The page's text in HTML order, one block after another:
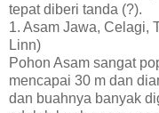
tepat diberi tanda (?).
1. Asam Jawa, Celagi,
Linn)
Pohon Asam sangat
mencapai 30 m dan
dan buahnya banyak